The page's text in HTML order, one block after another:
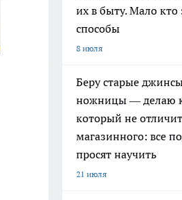
их в быту. Мало кто
способы
8 июля
Беру старые
ножницы — делаю
который не
магазинного: все
просят научить
21 июля